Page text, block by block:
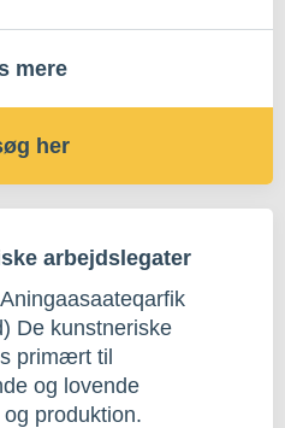
mere
her
arbejdslegater
De kunstneriske
primært til
og lovende
produktion.